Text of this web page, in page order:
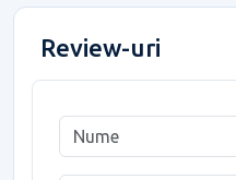
Review-uri